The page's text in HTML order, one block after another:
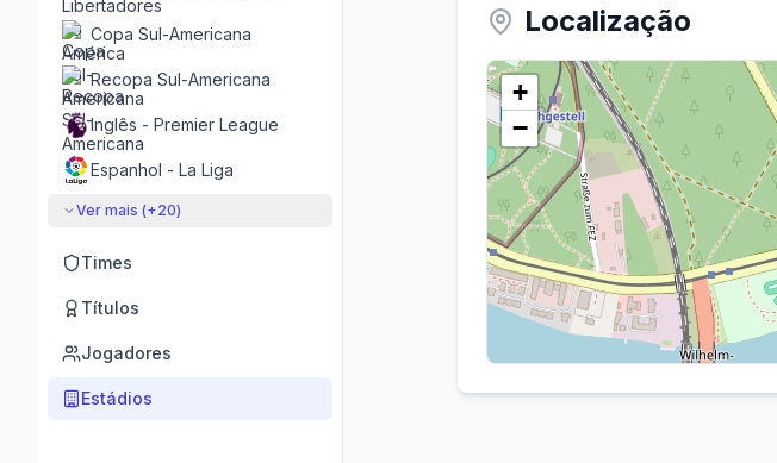
Copa Sul-Americana
Recopa Sul-Americana
Inglês - Premier League
Espanhol - La Liga
Ver mais (+20)
Times
Títulos
Jogadores
Estádios
Localização
+
−